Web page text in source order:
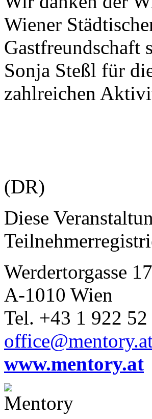
Wiener
Gastfreundschaft
Sonja Steßl für
zahlreichen
(DR)
Diese
Werdertorgasse
A-1010 Wien
Tel. +43 1 922 52
www.mentory.at